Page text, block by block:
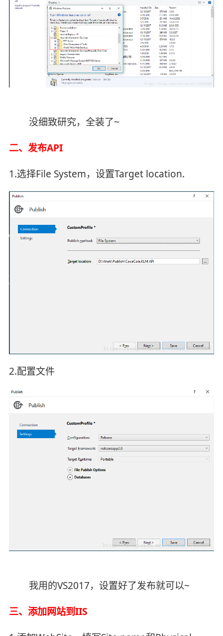
没细致研究，全装了~
二、发布API
1.选择File System，设置Target location.
2.配置文件
我用的VS2017，设置好了发布就可以~
三、添加网站到IIS